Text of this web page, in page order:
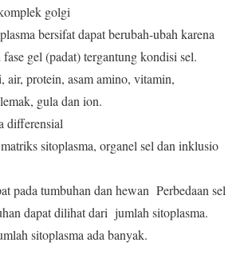
golgi
bersifat dapat berubah-ubah karena
gel (padat) tergantung kondisi sel.
air, protein, asam amino, vitamin,
gula dan ion.
differensial
sitoplasma, organel sel dan inklusio
pada tumbuhan dan hewan Perbedaan sel
dapat dilihat dari jumlah sitoplasma.
sitoplasma ada banyak.